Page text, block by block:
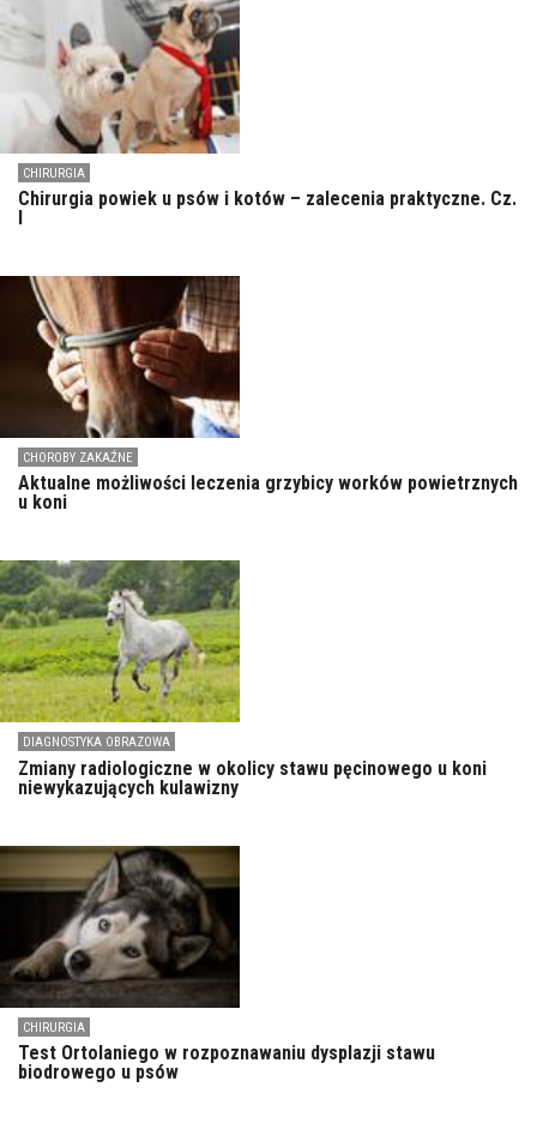
CHIRURGIA
Chirurgia powiek u psów i kotów – zalecenia praktyczne. Cz.
I
CHOROBY ZAKAŹNE
Aktualne możliwości leczenia grzybicy worków powietrznych
u koni
DIAGNOSTYKA OBRAZOWA
Zmiany radiologiczne w okolicy stawu pęcinowego u koni
niewykazujących kulawizny
CHIRURGIA
Test Ortolaniego w rozpoznawaniu dysplazji stawu
biodrowego u psów